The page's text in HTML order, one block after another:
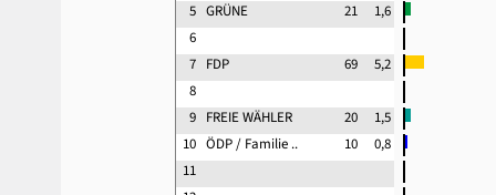
5 GRÜNE 21
1,6
6
7 FDP 69
5,2
8
9 FREIE WÄHLER 20
1,5
10 ÖDP / Familie .. 10
0,8
11